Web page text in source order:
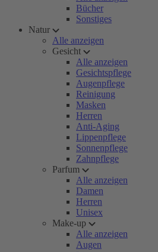
Bücher
Sonstiges
Natur
Alle anzeigen
Gesicht
Alle anzeigen
Gesichtspflege
Augenpflege
Reinigung
Masken
Herren
Anti-Aging
Lippenpflege
Sonnenpflege
Zahnpflege
Parfum
Alle anzeigen
Damen
Herren
Unisex
Make-up
Alle anzeigen
Augen